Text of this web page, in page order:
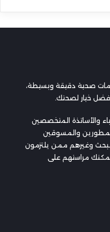
صحية دقيقة وبسيطة،
خيار لصحتك.
والأساتذة المتخصصين
والمسوقين
وغيرهم ممن يلتزمون
مراستهم على